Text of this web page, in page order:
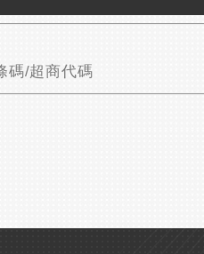
碼/超商代碼